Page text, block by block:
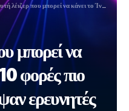
που μπορεί να κάνει το Ίντερνετ 10 φορές πιο γρήγορο ανακάλυψαν ερευνητές
μπορεί να
φορές πιο
ερευνητές